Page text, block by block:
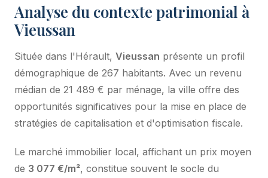
Analyse du contexte patrimonial à
Vieussan
Située dans l'Hérault, Vieussan présente un profil
démographique de 267 habitants. Avec un revenu
médian de 21 489 € par ménage, la ville offre des
opportunités significatives pour la mise en place de
stratégies de capitalisation et d'optimisation fiscale.
Le marché immobilier local, affichant un prix moyen
de 3 077 €/m², constitue souvent le socle du